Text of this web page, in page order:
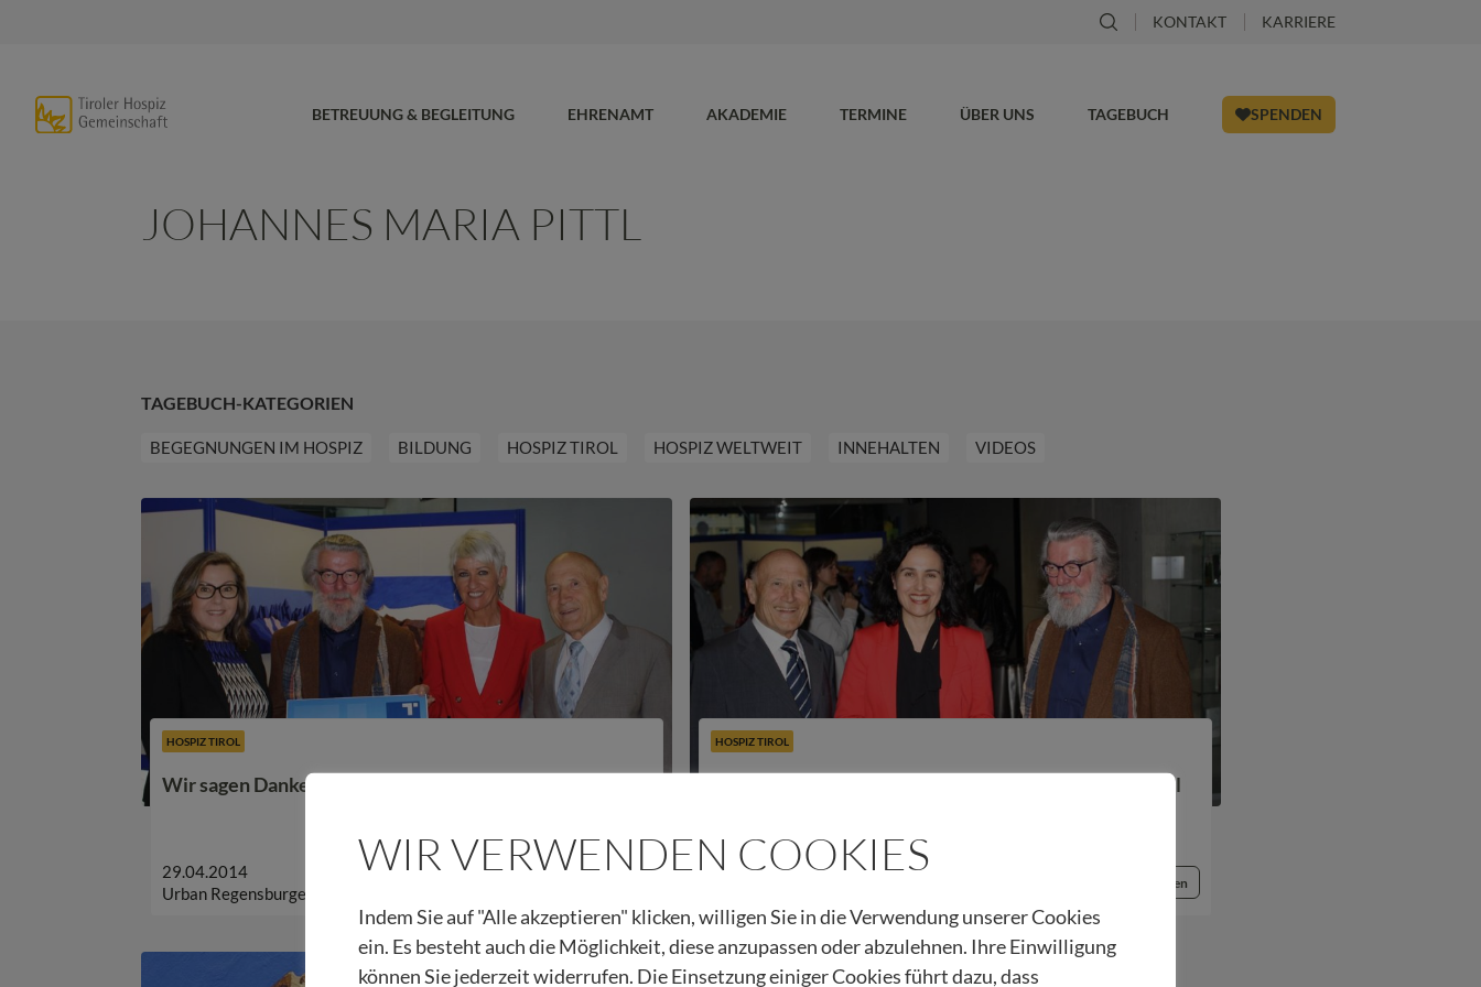
KONTAKT KARRIERE
BETREUUNG & BEGLEITUNG EHRENAMT AKADEMIE TERMINE ÜBER UNS TAGEBUCH SPENDEN
JOHANNES MARIA PITTL
TAGEBUCH-KATEGORIEN
BEGEGNUNGEN IM HOSPIZ BILDUNG HOSPIZ TIROL HOSPIZ WELTWEIT INNEHALTEN VIDEOS
HOSPIZ TIROL
Wir sagen Danke – Ausstellung Johannes Maria Pittl
29.04.2014
Urban Regensburger
HOSPIZ TIROL
Rückblick: Austellungseröffnung Johannes Maria Pittl
04.04.2014
Beitrag lesen
WIR VERWENDEN COOKIES
Indem Sie auf "Alle akzeptieren" klicken, willigen Sie in die Verwendung unserer Cookies
ein. Es besteht auch die Möglichkeit, diese anzupassen oder abzulehnen. Ihre Einwilligung
können Sie jederzeit widerrufen. Die Einsetzung einiger Cookies führt dazu, dass